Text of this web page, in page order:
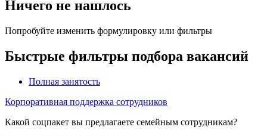
Ничего не нашлось
Попробуйте изменить формулировку или фильтры
Быстрые фильтры подбора вакансий
Полная занятость
Корпоративная поддержка сотрудников
Какой соцпакет вы предлагаете семейным сотрудникам?